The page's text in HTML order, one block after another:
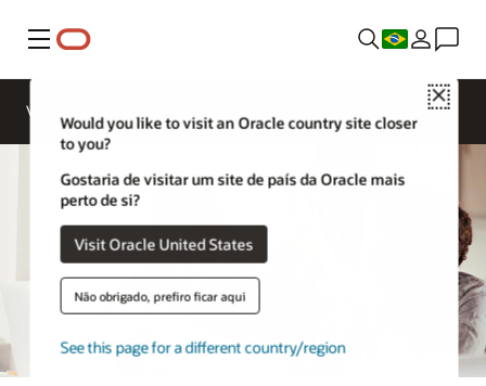
Menu
Close
Would you like to visit an Oracle country site closer
to you?
Gostaria de visitar um site de país da Oracle mais
perto de si?
Visit Oracle United States
Não obrigado, prefiro ficar aqui
See this page for a different country/region
Visão geral